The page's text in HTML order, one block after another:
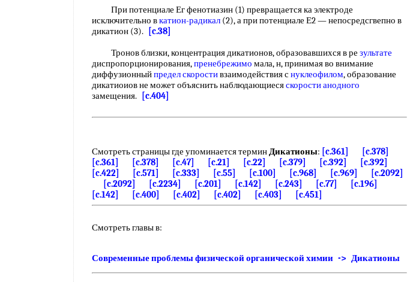
При потенциале Ег фенотиазин (1) превращается ка электроде
исключительно вкатион-радикал (2), а при потенциале Е2 — непосредсгвепно в
дикатион (3).
[c.38]
Тронов близки, концентрация дикатионов, образовавшихся в ре зультате
диспропорционирования,пренебрежимо мала, н, принимая во внимание
диффузионныйпредел скоростивзаимодействия снуклеофилом, образование
дикатиоиов не может объяснить наблюдающиесяскорости анодного
замещения.
[c.404]
Смотреть страницы где упоминается терминДикатионы: [c.361]
[c.378]
[c.361]
[c.378] [c.47] [c.21] [c.22] [c.379] [c.392]
[c.392]
[c.422]
[c.571] [c.333] [c.55] [c.100] [c.968] [c.969]
[c.2092]
[c.2092]
[c.2234] [c.201] [c.142] [c.243] [c.77]
[c.196]
[c.142]
[c.400] [c.402] [c.402] [c.403] [c.451]
Смотреть главы в:
Современные проблемы физической органической химии -> Дикатионы